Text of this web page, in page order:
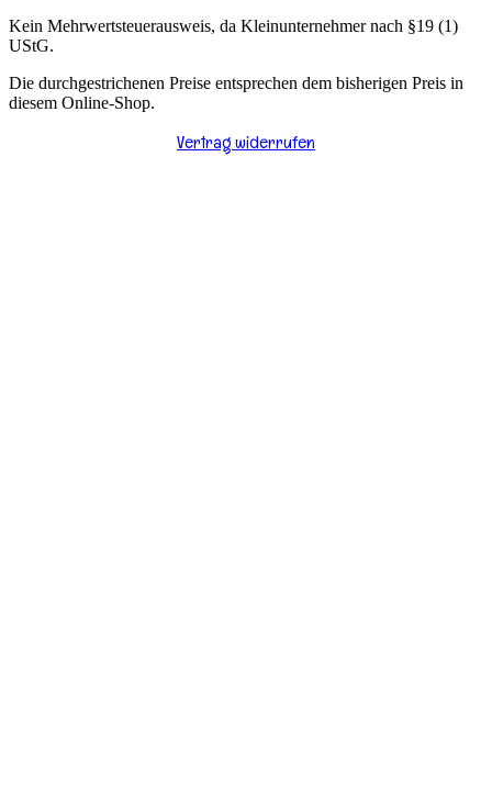
Kein Mehrwertsteuerausweis, da Kleinunternehmer nach §19 (1)
UStG.
Die durchgestrichenen Preise entsprechen dem bisherigen Preis in
diesem Online-Shop.
Vertrag widerrufen